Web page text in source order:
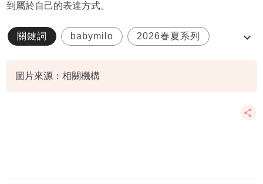
到屬於自己的表達方式。
關鍵詞 babymilo 2026春夏系列
圖片來源：相關機構